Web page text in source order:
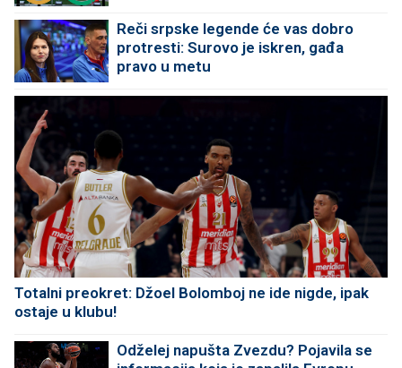
Reči srpske legende će vas dobro
protresti: Surovo je iskren, gađa
pravo u metu
Totalni preokret: Džoel Bolomboj ne ide nigde, ipak
ostaje u klubu!
Odželej napušta Zvezdu? Pojavila se